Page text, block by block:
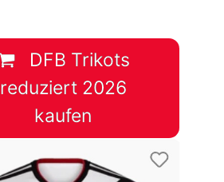
DFB Trikots
reduziert 2026
kaufen